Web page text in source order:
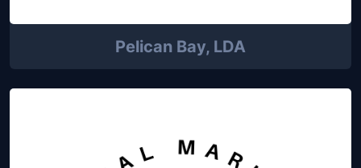
Pelican Bay, LDA